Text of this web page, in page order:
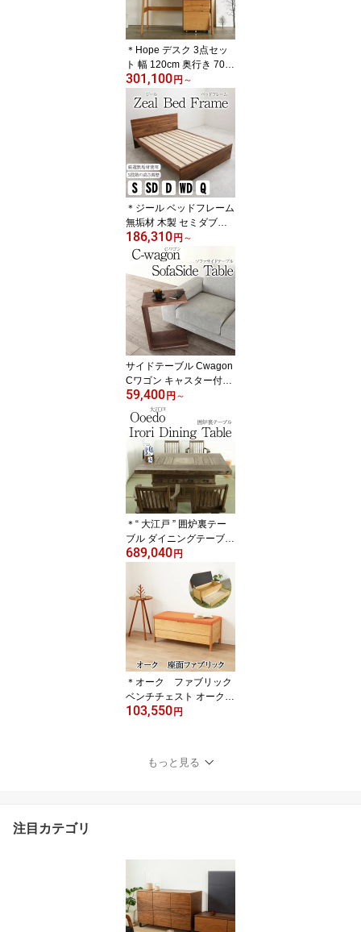
木工所 国産 broady ブロ
ーディ
＊Hope デスク 3点セッ
ト 幅 120cm 奥行き 70c
m 学習机 勉強机 学習デ
スク パソコン デスク 学
習 勉強 天然木 木製 高級
送料無料 シンプル 北欧
オフィス 無垢 大川家具
野中木工所 国産 先着
301,100 円 ～
＊ジール ベッドフレーム
無垢材 木製 セミダブル
ベッド シングル ダブル
ウォールナット 天然木
高級 送料無料 シンプル
北欧 無垢 大川家具 野中
木工所 国産 高さ調整 ze
al
186,310 円 ～
サイドテーブル Cwagon
Cワゴン キャスター付き
コの字 テーブル 無垢材
木製 北欧 おしゃれ 高級
天然木 コンソールテーブ
ル 幅45cm 高さ60cm コ
ーヒーテーブル サイドワ
ゴン ソファ オーダー 送
料無料 シンプル 完成品
無垢 家具 大川家具 野中
木工所 国産
59,400 円 ～
＊“ 大江戸 ” 囲炉裏テー
ブル ダイニングテーブル
和家具 いろり テーブル
Dining table
689,040 円
＊オーク ファブリック
ベンチチェスト オーク
ファブリック ベンチ 収
ェア 椅子 チェスト たん
す タンス おすすめ [sim/
103,550 円
もっと見る
注目カテゴリ